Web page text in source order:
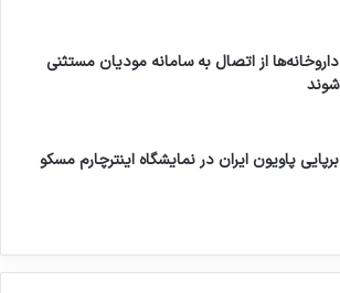
داروخانه‌ها از اتصال به سامانه مودیان مستثنی
شوند
برپایی پاویون ایران در نمایشگاه اینترچارم مسکو